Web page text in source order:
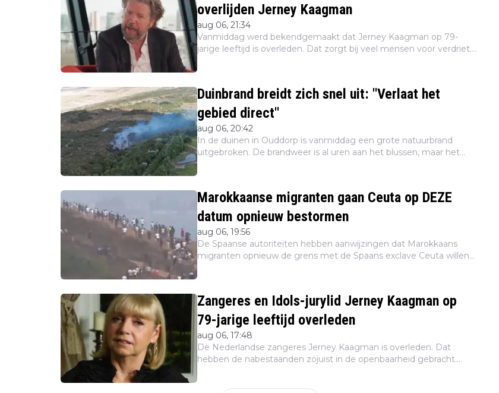
overlijden Jerney Kaagman
aug 06, 21:34
Vanmiddag werd bekendgemaakt dat Jerney Kaagman op 79-
jarige leeftijd is overleden. Dat zorgt bij veel mensen voor verdriet.
Duinbrand breidt zich snel uit: ''Verlaat het
gebied direct''
aug 06, 20:42
In de duinen in Ouddorp is vanmiddag een grote natuurbrand
uitgebroken. De brandweer is al uren aan het blussen, maar het
Marokkaanse migranten gaan Ceuta op DEZE
datum opnieuw bestormen
aug 06, 19:56
De Spaanse autoriteiten hebben aanwijzingen dat Marokkaans
migranten opnieuw de grens met de Spaans exclave Ceuta willen
Zangeres en Idols-jurylid Jerney Kaagman op
79-jarige leeftijd overleden
aug 06, 17:48
De Nederlandse zangeres Jerney Kaagman is overleden. Dat
hebben de nabestaanden zojuist in de openbaarheid gebracht.